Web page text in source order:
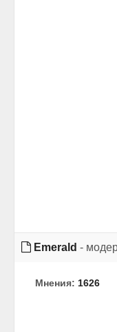
Emerald -
Мнения: 1626